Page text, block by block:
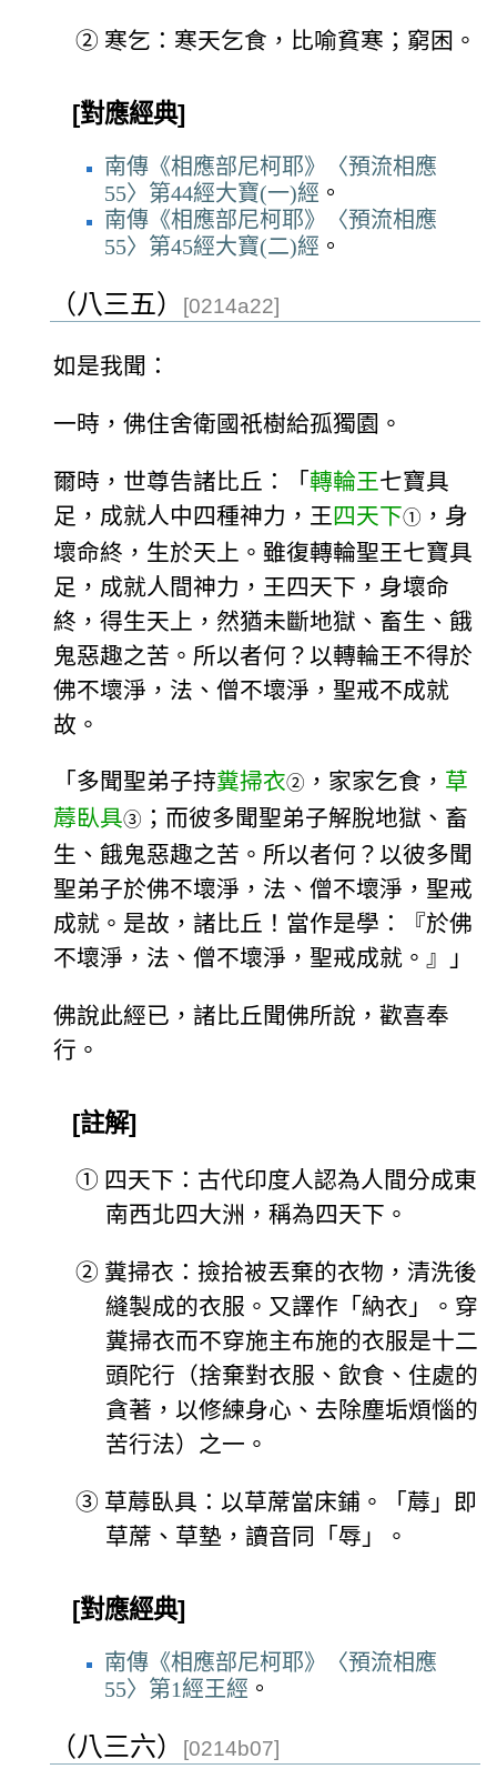
② 寒乞：寒天乞食，比喻貧寒；窮困。
[對應經典]
南傳《相應部尼柯耶》〈預流相應
55〉第44經大寶(一)經 。
南傳《相應部尼柯耶》〈預流相應
55〉第45經大寶(二)經 。
（八三五） [0214a22]
如是我聞：
一時，佛住舍衛國祇樹給孤獨園。
爾時，世尊告諸比丘：「轉輪王七寶具
足，成就人中四種神力，王四天下① ，身
壞命終，生於天上。雖復轉輪聖王七寶具
足，成就人間神力，王四天下，身壞命
終，得生天上，然猶未斷地獄、畜生、餓
鬼惡趣之苦。所以者何？以轉輪王不得於
佛不壞淨，法、僧不壞淨，聖戒不成就
故。
「多聞聖弟子持糞掃衣② ，家家乞食， 草
蓐臥具③ ；而彼多聞聖弟子解脫地獄、畜
生、餓鬼惡趣之苦。所以者何？以彼多聞
聖弟子於佛不壞淨，法、僧不壞淨，聖戒
成就。是故，諸比丘！當作是學：『於佛
不壞淨，法、僧不壞淨，聖戒成就。』」
佛說此經已，諸比丘聞佛所說，歡喜奉
行。
[註解]
① 四天下：古代印度人認為人間分成東
南西北四大洲，稱為四天下。
② 糞掃衣：撿拾被丟棄的衣物，清洗後
縫製成的衣服。又譯作「納衣」。穿
糞掃衣而不穿施主布施的衣服是十二
頭陀行（捨棄對衣服、飲食、住處的
貪著，以修練身心、去除塵垢煩惱的
苦行法）之一。
③ 草蓐臥具：以草蓆當床鋪。「蓐」即
草蓆、草墊，讀音同「辱」。
[對應經典]
南傳《相應部尼柯耶》〈預流相應
55〉第1經王經 。
（八三六） [0214b07]